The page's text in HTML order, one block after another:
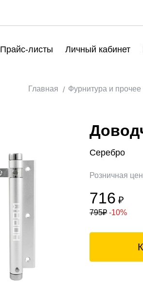
Прайс-листы Личный кабинет
Главная Фурнитура и прочее
Серебро
Розничная
716 ₽
795₽ -10%